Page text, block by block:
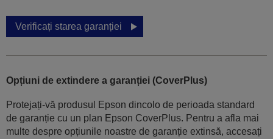
Verificați starea garanției
Opțiuni de extindere a garanției (CoverPlus)
Protejați-vă produsul Epson dincolo de perioada standard
de garanție cu un plan Epson CoverPlus. Pentru a afla mai
multe despre opțiunile noastre de garanție extinsă, accesați